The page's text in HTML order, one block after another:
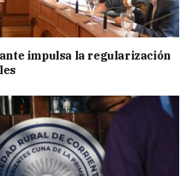
impulsa la regularización